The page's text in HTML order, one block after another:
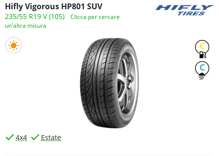
Hifly Vigorous HP801 SUV
235/55 R19 V (105)
Clicca per cercare
un'altra misura
C
C
4x4 Estate